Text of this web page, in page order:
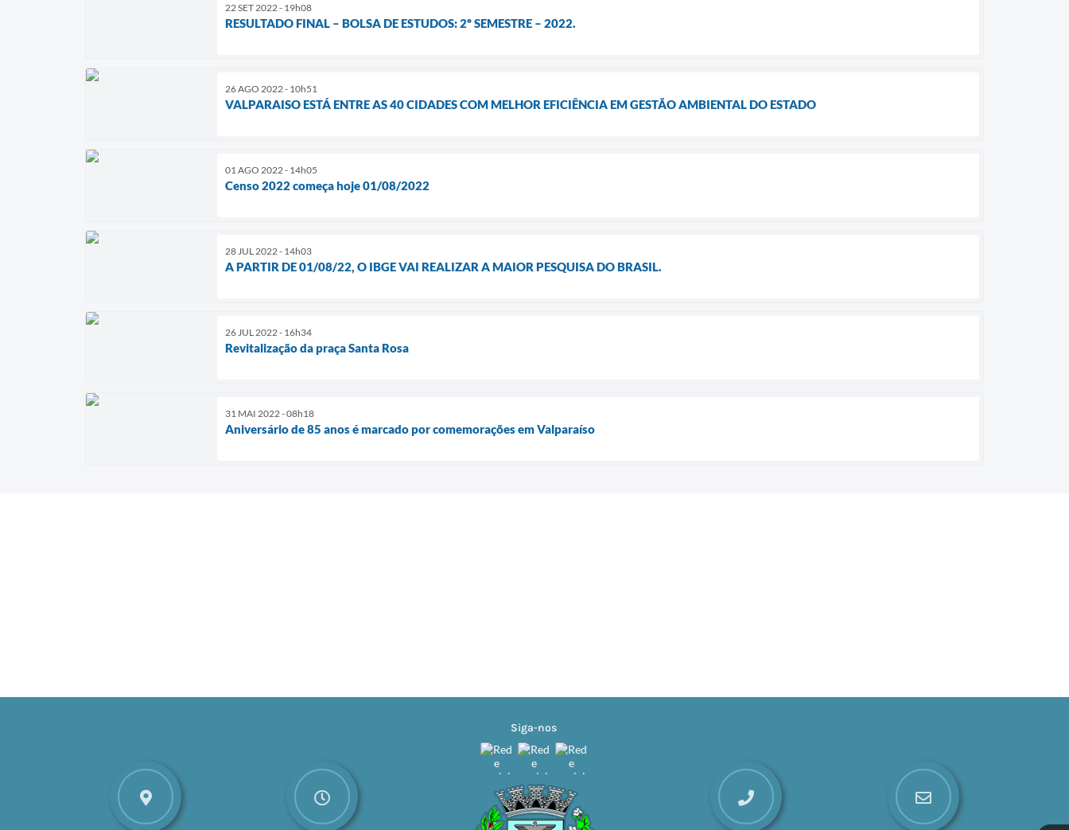
22 SET 2022 - 19h08
RESULTADO FINAL – BOLSA DE ESTUDOS: 2º SEMESTRE – 2022.
26 AGO 2022 - 10h51
VALPARAISO ESTÁ ENTRE AS 40 CIDADES COM MELHOR EFICIÊNCIA EM GESTÃO AMBIENTAL DO ESTADO
01 AGO 2022 - 14h05
Censo 2022 começa hoje 01/08/2022
28 JUL 2022 - 14h03
A PARTIR DE 01/08/22, O IBGE VAI REALIZAR A MAIOR PESQUISA DO BRASIL.
26 JUL 2022 - 16h34
Revitalização da praça Santa Rosa
31 MAI 2022 - 08h18
Aniversário de 85 anos é marcado por comemorações em Valparaíso
Siga-nos